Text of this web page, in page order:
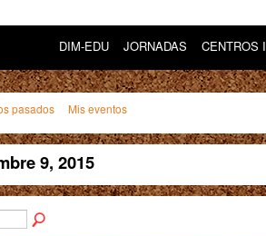
DIM-EDU JORNADAS CENTROS
pasados Mis eventos
9, 2015